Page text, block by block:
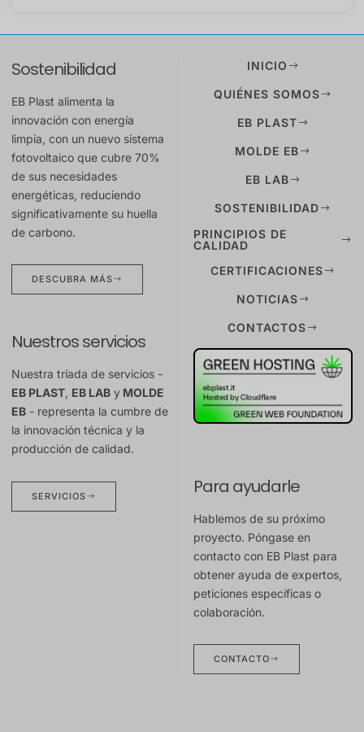
Sostenibilidad
EB Plast alimenta la
innovación con energía
limpia, con un nuevo sistema
fotovoltaico que cubre 70%
de sus necesidades
energéticas, reduciendo
significativamente su huella
de carbono.
DESCUBRA MÁS
Nuestros servicios
Nuestra tríada de servicios -
EB PLAST EB LAB y MOLDE
EB - representa la cumbre de
la innovación técnica y la
producción de calidad.
SERVICIOS
INICIO
QUIÉNES SOMOS
EB PLAST
MOLDE EB
EB LAB
SOSTENIBILIDAD
PRINCIPIOS DE
CALIDAD
CERTIFICACIONES
NOTICIAS
CONTACTOS
Para ayudarle
Hablemos de su próximo
proyecto. Póngase en
contacto con EB Plast para
obtener ayuda de expertos,
peticiones específicas o
colaboración.
CONTACTO